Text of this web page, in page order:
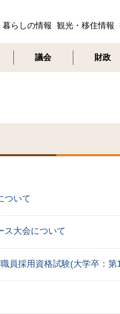
メ
ニ
ュ
暮らしの情報 観光・移住情報
議会 財政
ついて
ス大会について
採用資格試験(大学卒：第